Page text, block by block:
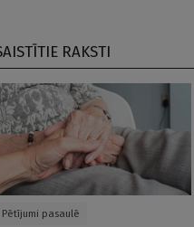
RAKSTI
Pētījumi pasaulē